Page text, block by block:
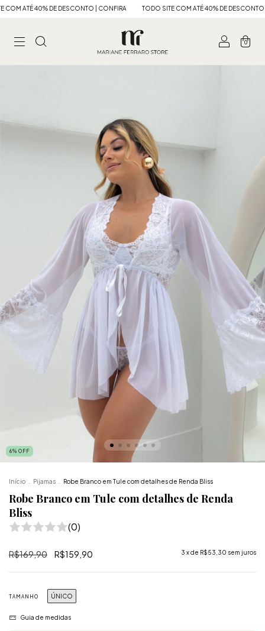
ATÉ 40% DE DESCONTO | CONFIRA TODO SITE COM ATÉ 40% DE DESCONTO |
0
6% OFF
Início Pijamas Robe Branco em Tule com detalhes de Renda Bliss
Robe Branco em Tule com detalhes de Renda
Bliss
(0)
R$169,90 R$159,90 3 x de R$53,30 sem juros
TAMANHO ÚNICO
Guia de medidas